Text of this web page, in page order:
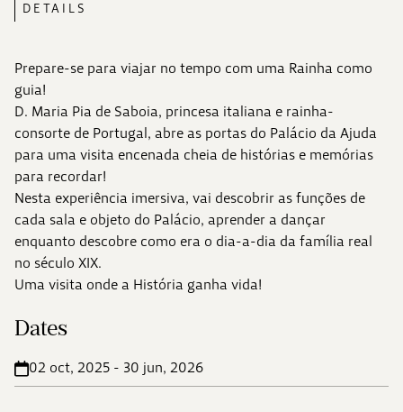
DETAILS
Prepare-se para viajar no tempo com uma Rainha como
guia!
D. Maria Pia de Saboia, princesa italiana e rainha-
consorte de Portugal, abre as portas do Palácio da Ajuda
para uma visita encenada cheia de histórias e memórias
para recordar!
Nesta experiência imersiva, vai descobrir as funções de
cada sala e objeto do Palácio, aprender a dançar
enquanto descobre como era o dia-a-dia da família real
no século XIX.
Uma visita onde a História ganha vida!
Dates
02 oct, 2025 - 30 jun, 2026